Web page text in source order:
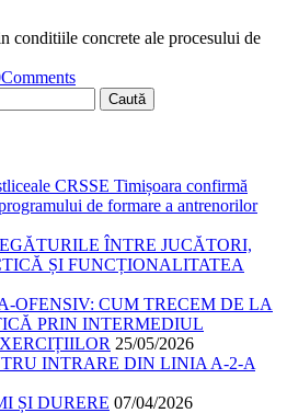
conditiile concrete ale procesului de
Comments
CRSSE Timișoara confirmă
de formare a antrenorilor
ÎNTRE JUCĂTORI,
ȘI FUNCȚIONALITATEA
OFENSIV: CUM TRECEM DE LA
PRIN INTERMEDIUL
25/05/2026
INTRARE DIN LINIA A-2-A
ȘI DURERE 07/04/2026